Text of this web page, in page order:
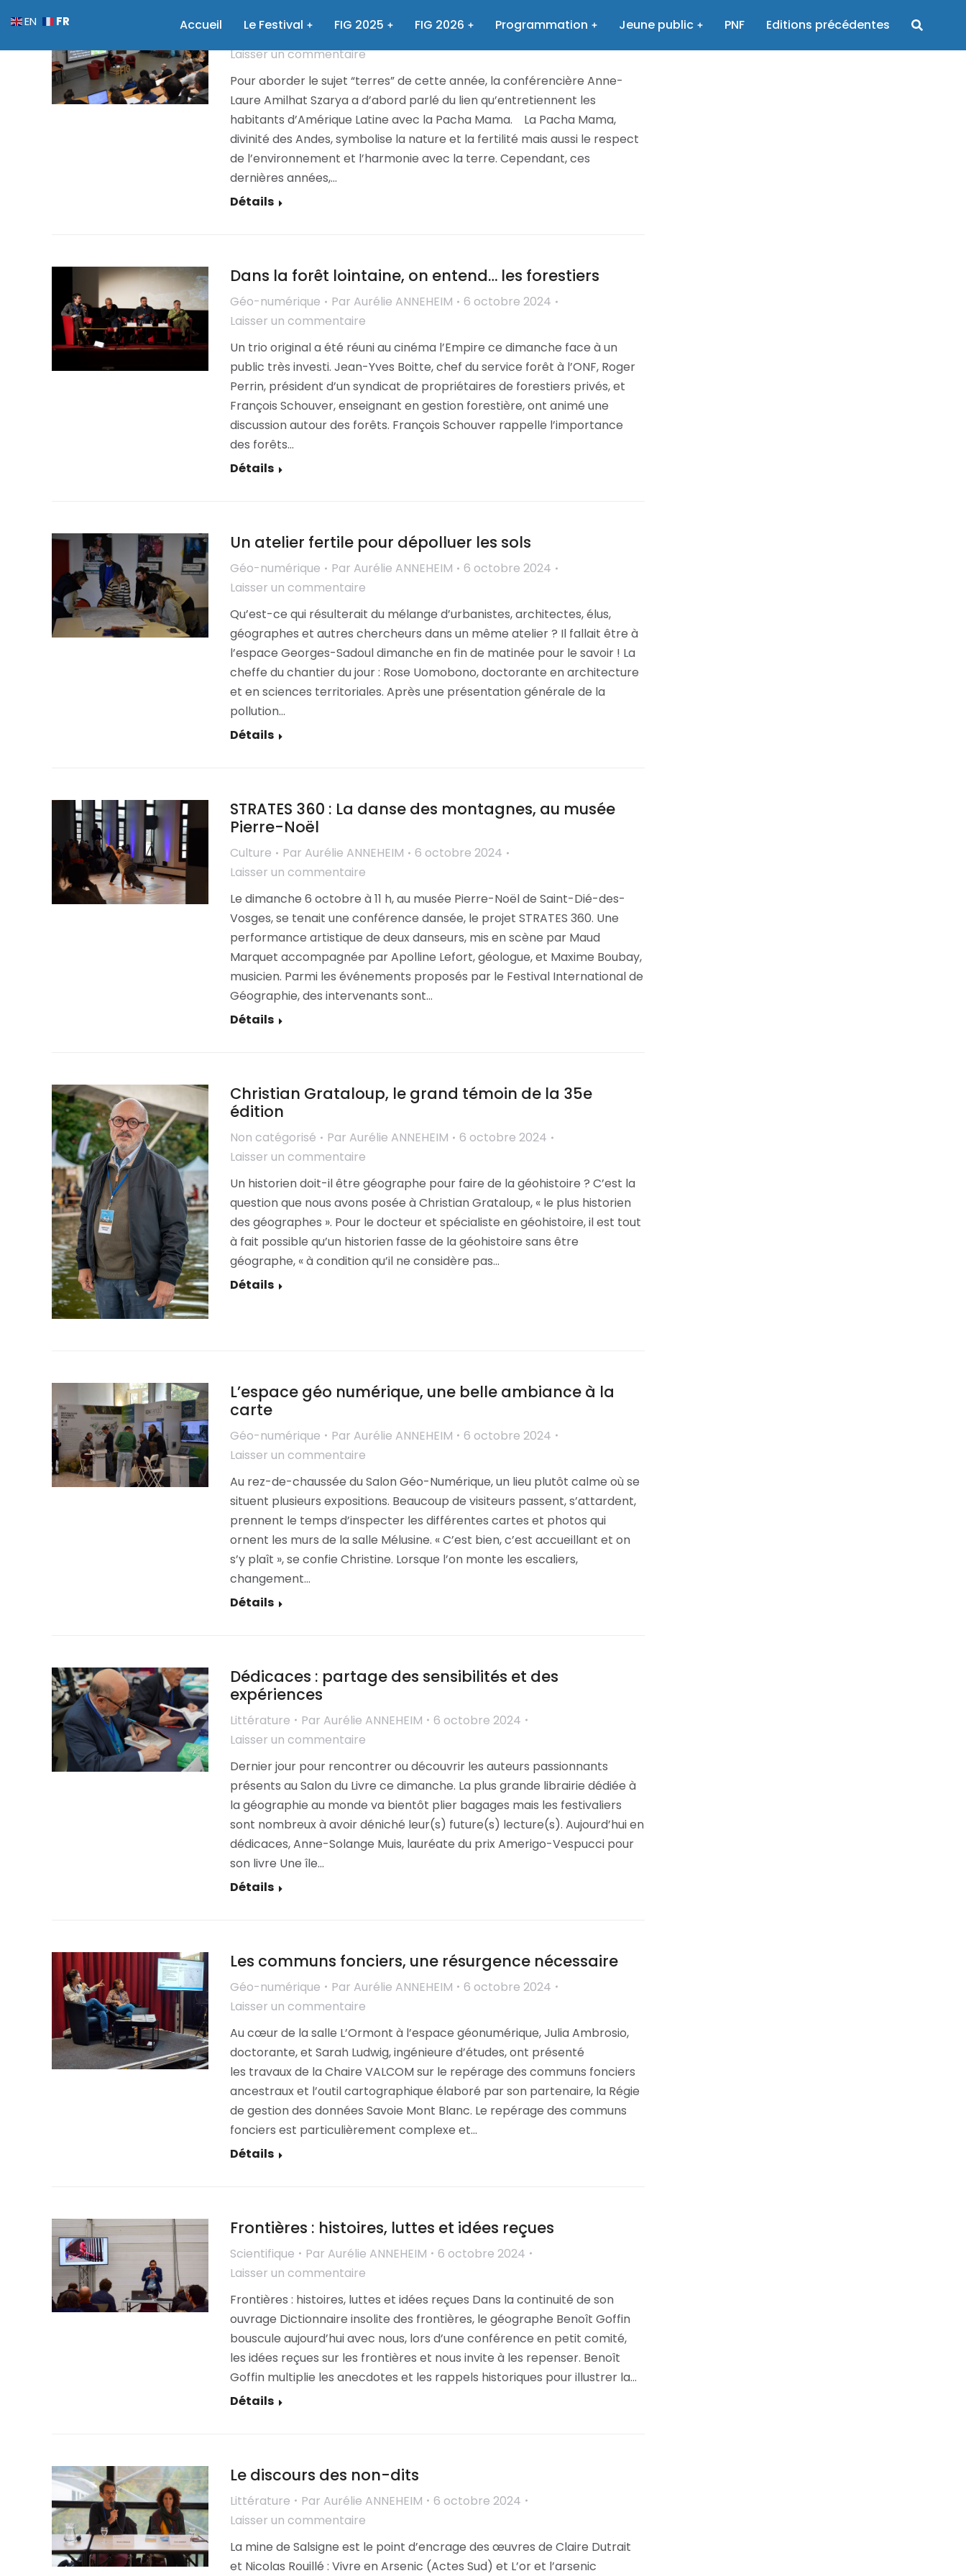
Accueil Le Festival FIG 2025 FIG 2026 Programmation Jeune public PNF Editions précédentes
6 octobre 2024
Laisser un commentaire
Pour aborder le sujet “terres” de cette année, la conférencière Anne-
Laure Amilhat Szarya a d’abord parlé du lien qu’entretiennent les
habitants d’Amérique Latine avec la Pacha Mama. La Pacha Mama,
divinité des Andes, symbolise la nature et la fertilité mais aussi le respect
de l’environnement et l’harmonie avec la terre. Cependant, ces
dernières années,…
Détails
Dans la forêt lointaine, on entend… les forestiers
Géo-numérique Par Aurélie ANNEHEIM
6 octobre 2024
Laisser un commentaire
Un trio original a été réuni au cinéma l’Empire ce dimanche face à un
public très investi. Jean-Yves Boitte, chef du service forêt à l’ONF, Roger
Perrin, président d’un syndicat de propriétaires de forestiers privés, et
François Schouver, enseignant en gestion forestière, ont animé une
discussion autour des forêts. François Schouver rappelle l’importance
des forêts…
Détails
Un atelier fertile pour dépolluer les sols
Géo-numérique Par Aurélie ANNEHEIM
6 octobre 2024
Laisser un commentaire
Qu’est-ce qui résulterait du mélange d’urbanistes, architectes, élus,
géographes et autres chercheurs dans un même atelier ? Il fallait être à
l’espace Georges-Sadoul dimanche en fin de matinée pour le savoir ! La
cheffe du chantier du jour : Rose Uomobono, doctorante en architecture
et en sciences territoriales. Après une présentation générale de la
pollution…
Détails
STRATES 360 : La danse des montagnes, au musée
Pierre-Noël
Culture Par Aurélie ANNEHEIM
6 octobre 2024
Laisser un commentaire
Le dimanche 6 octobre à 11 h, au musée Pierre-Noël de Saint-Dié-des-
Vosges, se tenait une conférence dansée, le projet STRATES 360. Une
performance artistique de deux danseurs, mis en scène par Maud
Marquet accompagnée par Apolline Lefort, géologue, et Maxime Boubay,
musicien. Parmi les événements proposés par le Festival International de
Géographie, des intervenants sont…
Détails
Christian Grataloup, le grand témoin de la 35e
édition
Non catégorisé Par Aurélie ANNEHEIM
6 octobre 2024
Laisser un commentaire
Un historien doit-il être géographe pour faire de la géohistoire ? C’est la
question que nous avons posée à Christian Grataloup, « le plus historien
des géographes ». Pour le docteur et spécialiste en géohistoire, il est tout
à fait possible qu’un historien fasse de la géohistoire sans être
géographe, « à condition qu’il ne considère pas…
Détails
L’espace géo numérique, une belle ambiance à la
carte
Géo-numérique Par Aurélie ANNEHEIM
6 octobre 2024
Laisser un commentaire
Au rez-de-chaussée du Salon Géo-Numérique, un lieu plutôt calme où se
situent plusieurs expositions. Beaucoup de visiteurs passent, s’attardent,
prennent le temps d’inspecter les différentes cartes et photos qui
ornent les murs de la salle Mélusine. « C’est bien, c’est accueillant et on
s’y plaît », se confie Christine. Lorsque l’on monte les escaliers,
changement…
Détails
Dédicaces : partage des sensibilités et des
expériences
Littérature Par Aurélie ANNEHEIM
6 octobre 2024
Laisser un commentaire
Dernier jour pour rencontrer ou découvrir les auteurs passionnants
présents au Salon du Livre ce dimanche. La plus grande librairie dédiée à
la géographie au monde va bientôt plier bagages mais les festivaliers
sont nombreux à avoir déniché leur(s) future(s) lecture(s). Aujourd’hui en
dédicaces, Anne-Solange Muis, lauréate du prix Amerigo-Vespucci pour
son livre Une île…
Détails
Les communs fonciers, une résurgence nécessaire
Géo-numérique Par Aurélie ANNEHEIM
6 octobre 2024
Laisser un commentaire
Au cœur de la salle L’Ormont à l’espace géonumérique, Julia Ambrosio,
doctorante, et Sarah Ludwig, ingénieure d’études, ont présenté
les travaux de la Chaire VALCOM sur le repérage des communs fonciers
ancestraux et l’outil cartographique élaboré par son partenaire, la Régie
de gestion des données Savoie Mont Blanc. Le repérage des communs
fonciers est particulièrement complexe et…
Détails
Frontières : histoires, luttes et idées reçues
Scientifique Par Aurélie ANNEHEIM
6 octobre 2024
Laisser un commentaire
Frontières : histoires, luttes et idées reçues Dans la continuité de son
ouvrage Dictionnaire insolite des frontières, le géographe Benoît Goffin
bouscule aujourd’hui avec nous, lors d’une conférence en petit comité,
les idées reçues sur les frontières et nous invite à les repenser. Benoît
Goffin multiplie les anecdotes et les rappels historiques pour illustrer la…
Détails
Le discours des non-dits
Littérature Par Aurélie ANNEHEIM
6 octobre 2024
Laisser un commentaire
La mine de Salsigne est le point d’encrage des œuvres de Claire Dutrait
et Nicolas Rouillé : Vivre en Arsenic (Actes Sud) et L’or et l’arsenic
EN FR